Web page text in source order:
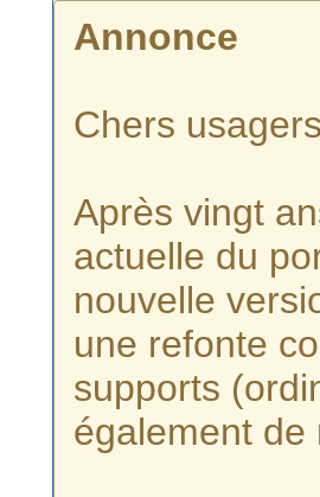
Annonce
Chers
Après vingt
actuelle du
nouvelle
une refonte
supports
également de